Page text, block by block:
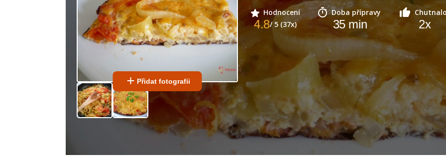
Přidat fotografii
Hodnocení
4.8/ 5 (37x)
Doba přípravy
35min
Chutnalo
2x